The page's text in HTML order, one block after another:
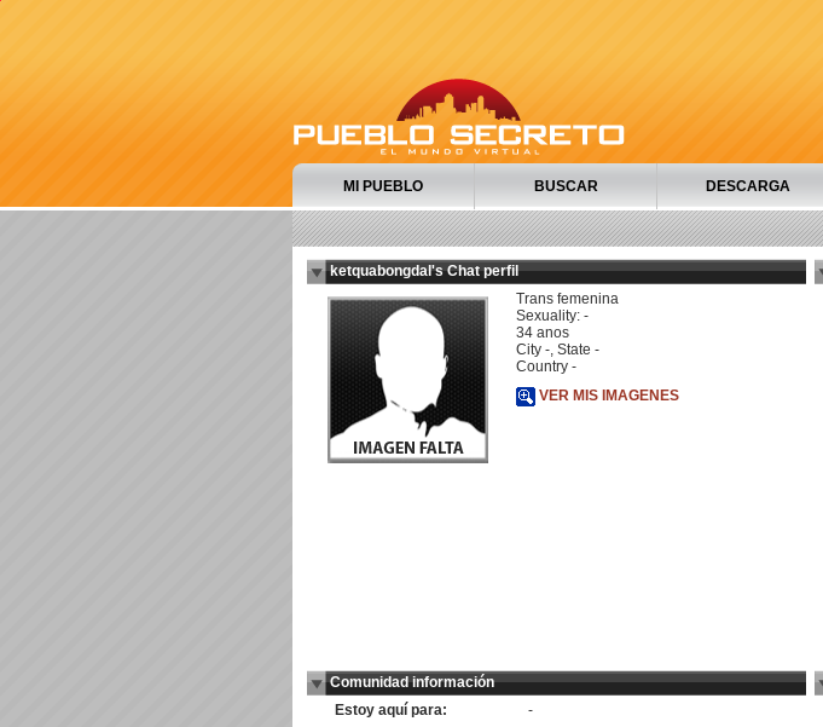
MI PUEBLO BUSCAR DESCARGA
ketquabongdal's Chat perfil
Trans femenina
Sexuality: -
34 anos
City -, State -
Country -
VER MIS IMAGENES
Comunidad información
Estoy aquí para:
-